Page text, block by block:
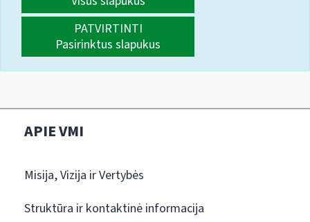
PATVIRTINTI
Pasirinktus slapukus
APIE VMI
Misija, Vizija ir Vertybės
Struktūra ir kontaktinė informacija